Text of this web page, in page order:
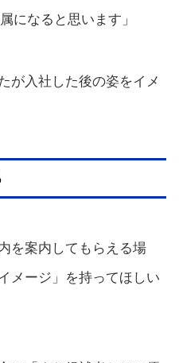
になると思います」
が入社した後の姿をイメ
を案内してもらえる場
メージ」を持ってほしい